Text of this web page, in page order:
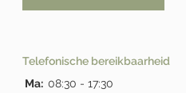
Telefonische bereikbaarheid
Ma: 08:30 - 17:30